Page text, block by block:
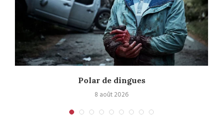
Polar de dingues
8 août 2026